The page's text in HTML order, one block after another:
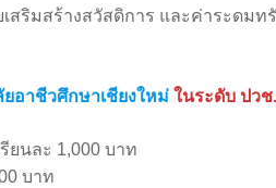
เสริมสร้างสวัสดิการ และค่าระดม
อาชีวศึกษาเชียงใหม่ ในระดับ ปวช.
ยนละ 1,000 บาท
บาท